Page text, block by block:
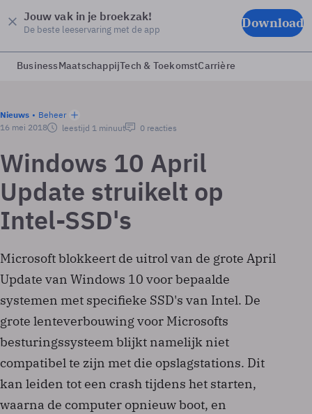
Jouw vak in je broekzak!
De beste leeservaring met de app Download
BusinessMaatschappijTech & ToekomstCarrière
Nieuws
Beheer
16 mei 2018
leestijd 1 minuut 0 reacties
Windows 10 April
Update struikelt op
Intel-SSD's
Microsoft blokkeert de uitrol van de grote April
Update van Windows 10 voor bepaalde
systemen met specifieke SSD's van Intel. De
grote lenteverbouwing voor Microsofts
besturingssysteem blijkt namelijk niet
compatibel te zijn met die opslagstations. Dit
kan leiden tot een crash tijdens het starten,
waarna de computer opnieuw boot, en